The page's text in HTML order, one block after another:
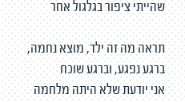
שהייתי ציפור בגלגול אחר
תראה מה זה ילד, מוצא נחמה,
ברגע נפגע, וברגע שוכח
אני יודעת שלא היתה מלחמה